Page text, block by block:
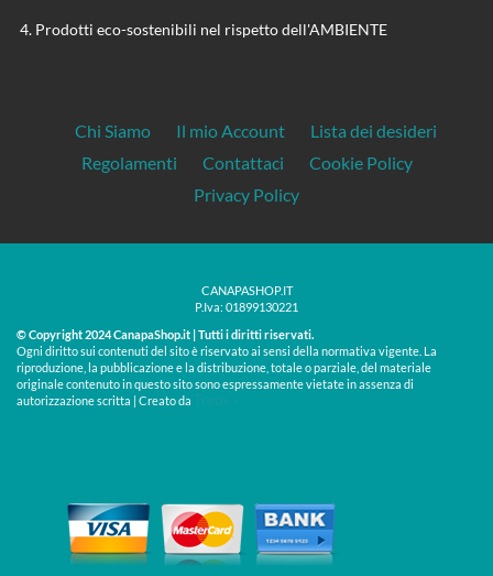
Prodotti eco-sostenibili nel rispetto dell'AMBIENTE
Chi Siamo Il mio Account
Lista dei desideri
Regolamenti
Contattaci
Cookie Policy
Privacy Policy
CANAPASHOP.IT
P.Iva: 01899130221
© Copyright 2024 CanapaShop.it | Tutti i diritti riservati.
Ogni diritto sui contenuti del sito è riservato ai sensi della normativa vigente. La
riproduzione, la pubblicazione e la distribuzione, totale o parziale, del materiale
originale contenuto in questo sito sono espressamente vietate in assenza di
autorizzazione scritta | Creato da